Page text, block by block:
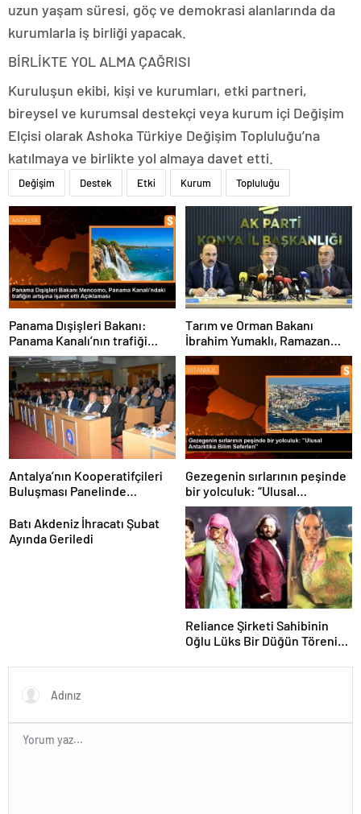
uzun yaşam süresi, göç ve demokrasi alanlarında da
kurumlarla iş birliği yapacak.
BİRLİKTE YOL ALMA ÇAĞRISI
Kuruluşun ekibi, kişi ve kurumları, etki partneri,
bireysel ve kurumsal destekçi veya kurum içi Değişim
Elçisi olarak Ashoka Türkiye Değişim Topluluğu’na
katılmaya ve birlikte yol almaya davet etti.
Değişim Destek Etki Kurum Topluluğu
Panama Dışişleri Bakanı:
Panama Kanalı’nın trafiği
artıyor
Tarım ve Orman Bakanı
İbrahim Yumaklı, Ramazan
denetimlerini
sıklaştırdıklarını açıkladı
Antalya’nın Kooperatifçileri
Buluşması Panelinde
Yapılması Gerekenler
Tartışıldı
Gezegenin sırlarının peşinde
bir yolculuk: “Ulusal
Antarktika Bilim Seferleri”
Batı Akdeniz İhracatı Şubat
Ayında Geriledi
Reliance Şirketi Sahibinin
Oğlu Lüks Bir Düğün Töreni